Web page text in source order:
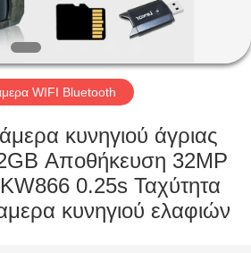
WIFI Bluetooth
κυνηγιού άγριας
Αποθήκευση 32MP
0.25s Ταχύτητα
κυνηγιού ελαφιών